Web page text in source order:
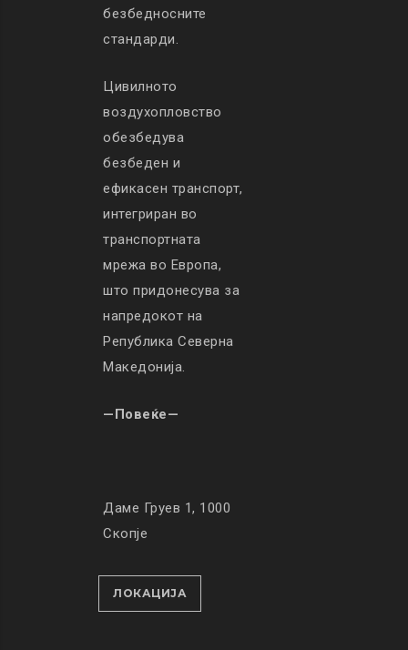
безбедносните
стандарди.
Цивилното
воздухопловство
обезбедува
безбеден и
ефикасен транспорт,
интегриран во
транспортната
мрежа во Европа,
што придонесува за
напредокот на
Република Северна
Македонија.
—Повеќе—
Даме Груев 1, 1000
Скопје
ЛОКАЦИЈА